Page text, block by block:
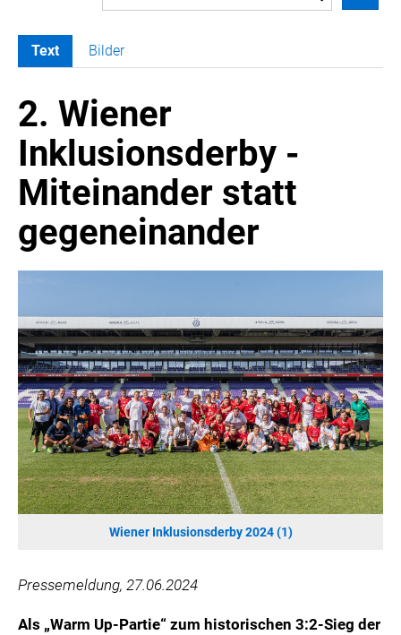
MELDUNGEN
COCA-COLA
COCA-COLA HBC ÖSTERREICH
RÖMERQUELLE
ÖSTERREICHISCHE SPORTHILFE
KESCH
BARFLY'S CLUB
CULINARIUS
RECYCLEMICH-INITIATIVE
VIER HOCH VIER
ALFIES
HANNERSBERG
WILHELM-EXNER-MEDAILLEN STIFTUNG
ADMIRAL SPORTWETTEN
EWP RECYCLING PFAND ÖSTERREICH
ANNEMARIE CHARITY
TRÄGERVEREIN EINWEGPFAND
SPECIAL OLYMPICS ÖSTERREICH
Text Bilder
2. Wiener
Inklusionsderby -
Miteinander statt
gegeneinander
Wiener Inklusionsderby 2024 (1)
Pressemeldung, 27.06.2024
Als „Warm Up-Partie“ zum historischen 3:2-Sieg der